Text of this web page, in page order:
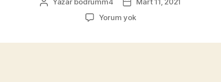
Yorum yok